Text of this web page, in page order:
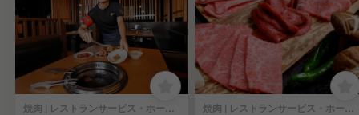
焼肉 | レストランサービス・ホールスタッフ 焼肉 | レストランサービス・ホールスタッフ